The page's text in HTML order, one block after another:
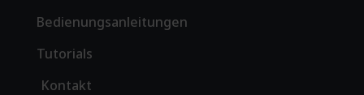
Bedienungsanleitungen
Tutorials
Kontakt